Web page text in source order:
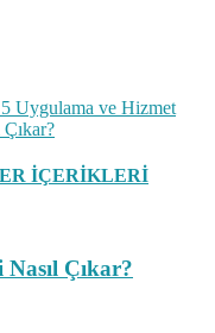
Uygulama ve Hizmet
İÇERİKLERİ
Nasıl Çıkar?